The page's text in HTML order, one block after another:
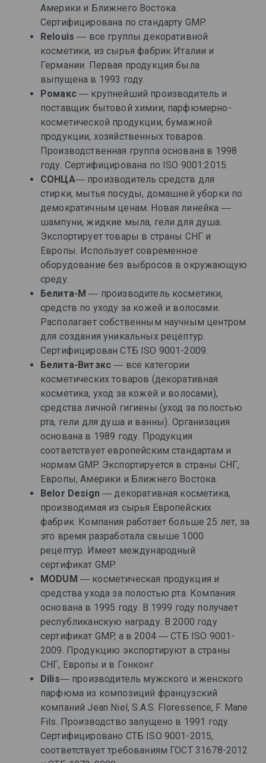
Америки и Ближнего Востока.
Сертифицирована по стандарту GMP.
Relouis ― все группы декоративной
косметики, из сырья фабрик Италии и
Германии. Первая продукция была
выпущена в 1993 году.
Ромакс― крупнейший производитель и
поставщик бытовой химии, парфюмерно-
косметической продукции, бумажной
продукции, хозяйственных товаров.
Производственная группа основана в 1998
году. Сертифицирована по ISO 9001:2015.
СОНЦА― производитель средств для
стирки, мытья посуды, домашней уборки по
демократичным ценам. Новая линейка ―
шампуни, жидкие мыла, гели для душа.
Экспортирует товары в страны СНГ и
Европы. Использует современное
оборудование без выбросов в окружающую
среду.
Белита-М ― производитель косметики,
средств по уходу за кожей и волосами.
Располагает собственным научным центром
для создания уникальных рецептур.
Сертифицирован СТБ ISO 9001-2009.
Белита-Витэкс ― все категории
косметических товаров (декоративная
косметика, уход за кожей и волосами),
средства личной гигиены (уход за полостью
рта, гели для душа и ванны). Организация
основана в 1989 году. Продукция
соответствует европейским стандартам и
нормам GMP. Экспортируется в страны СНГ,
Европы, Америки и Ближнего Востока.
Belor Design― декоративная косметика,
производимая из сырья Европейских
фабрик. Компания работает больше 25 лет, за
это время разработала свыше 1000
рецептур. Имеет международный
сертификат GMP.
MODUM ― косметическая продукция и
средства ухода за полостью рта. Компания
основана в 1995 году. В 1999 году получает
республиканскую награду. В 2000 году
сертификат GMP, а в 2004 ― СТБ ISO 9001-
2009. Продукцию экспортируют в страны
СНГ, Европы и в Гонконг.
Dilis― производитель мужского и женского
парфюма из композиций французский
компаний Jean Niel, S.A.S. Floressence, F. Mane
Fils. Производство запущено в 1991 году.
Сертифицировано СТБ ISO 9001-2015,
соответствует требованиям ГОСТ 31678-2012